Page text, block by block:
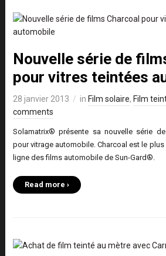
Nouvelle série de
pour vitres teintées
28 janvier 2013 in Film solaire, Film
comments
Solamatrix® présente sa nouvelle série
pour vitrage automobile. Charcoal est le
ligne des films automobile de Sun-Gard®.
Read more ›